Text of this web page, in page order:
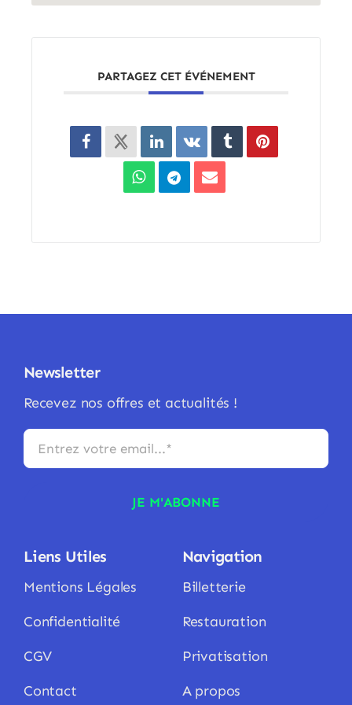
PARTAGEZ CET ÉVÉNEMENT
Newsletter
Recevez nos offres et actualités !
JE M'ABONNE
Liens Utiles
Mentions Légales
Confidentialité
CGV
Contact
Navigation
Billetterie
Restauration
Privatisation
A propos